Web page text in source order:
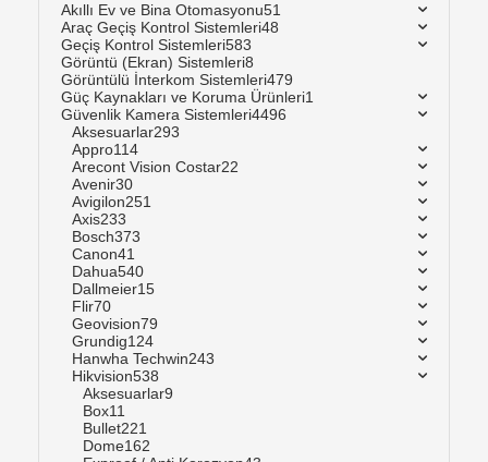
Akıllı Ev ve Bina Otomasyonu51
Araç Geçiş Kontrol Sistemleri48
Geçiş Kontrol Sistemleri583
Görüntü (Ekran) Sistemleri8
Görüntülü İnterkom Sistemleri479
Güç Kaynakları ve Koruma Ürünleri1
Güvenlik Kamera Sistemleri4496
Aksesuarlar293
Appro114
Arecont Vision Costar22
Avenir30
Avigilon251
Axis233
Bosch373
Canon41
Dahua540
Dallmeier15
Flir70
Geovision79
Grundig124
Hanwha Techwin243
Hikvision538
Aksesuarlar9
Box11
Bullet221
Dome162